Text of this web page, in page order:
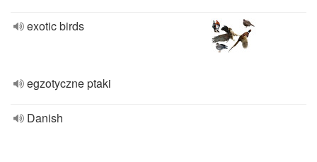
exotic birds
egzotyczne ptaki
Danish